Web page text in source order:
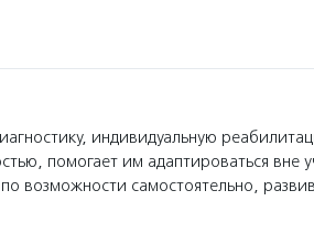
индивидуальную
помогает им адаптироваться вне
возможности самостоятельно,